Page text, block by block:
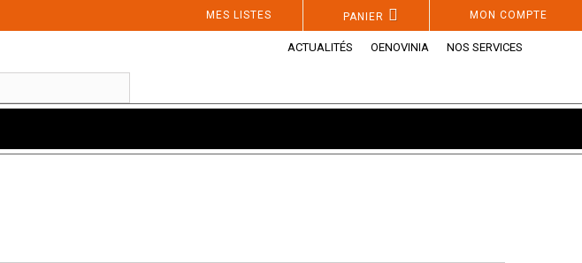
MON COMPTE
PANIER
MES LISTES
ACTUALITÉS OENOVINIA NOS SERVICES